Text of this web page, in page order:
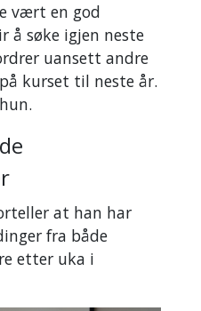
vært en god
å søke igjen neste
uansett andre
kurset til neste år.
at han har
fra både
etter uka i